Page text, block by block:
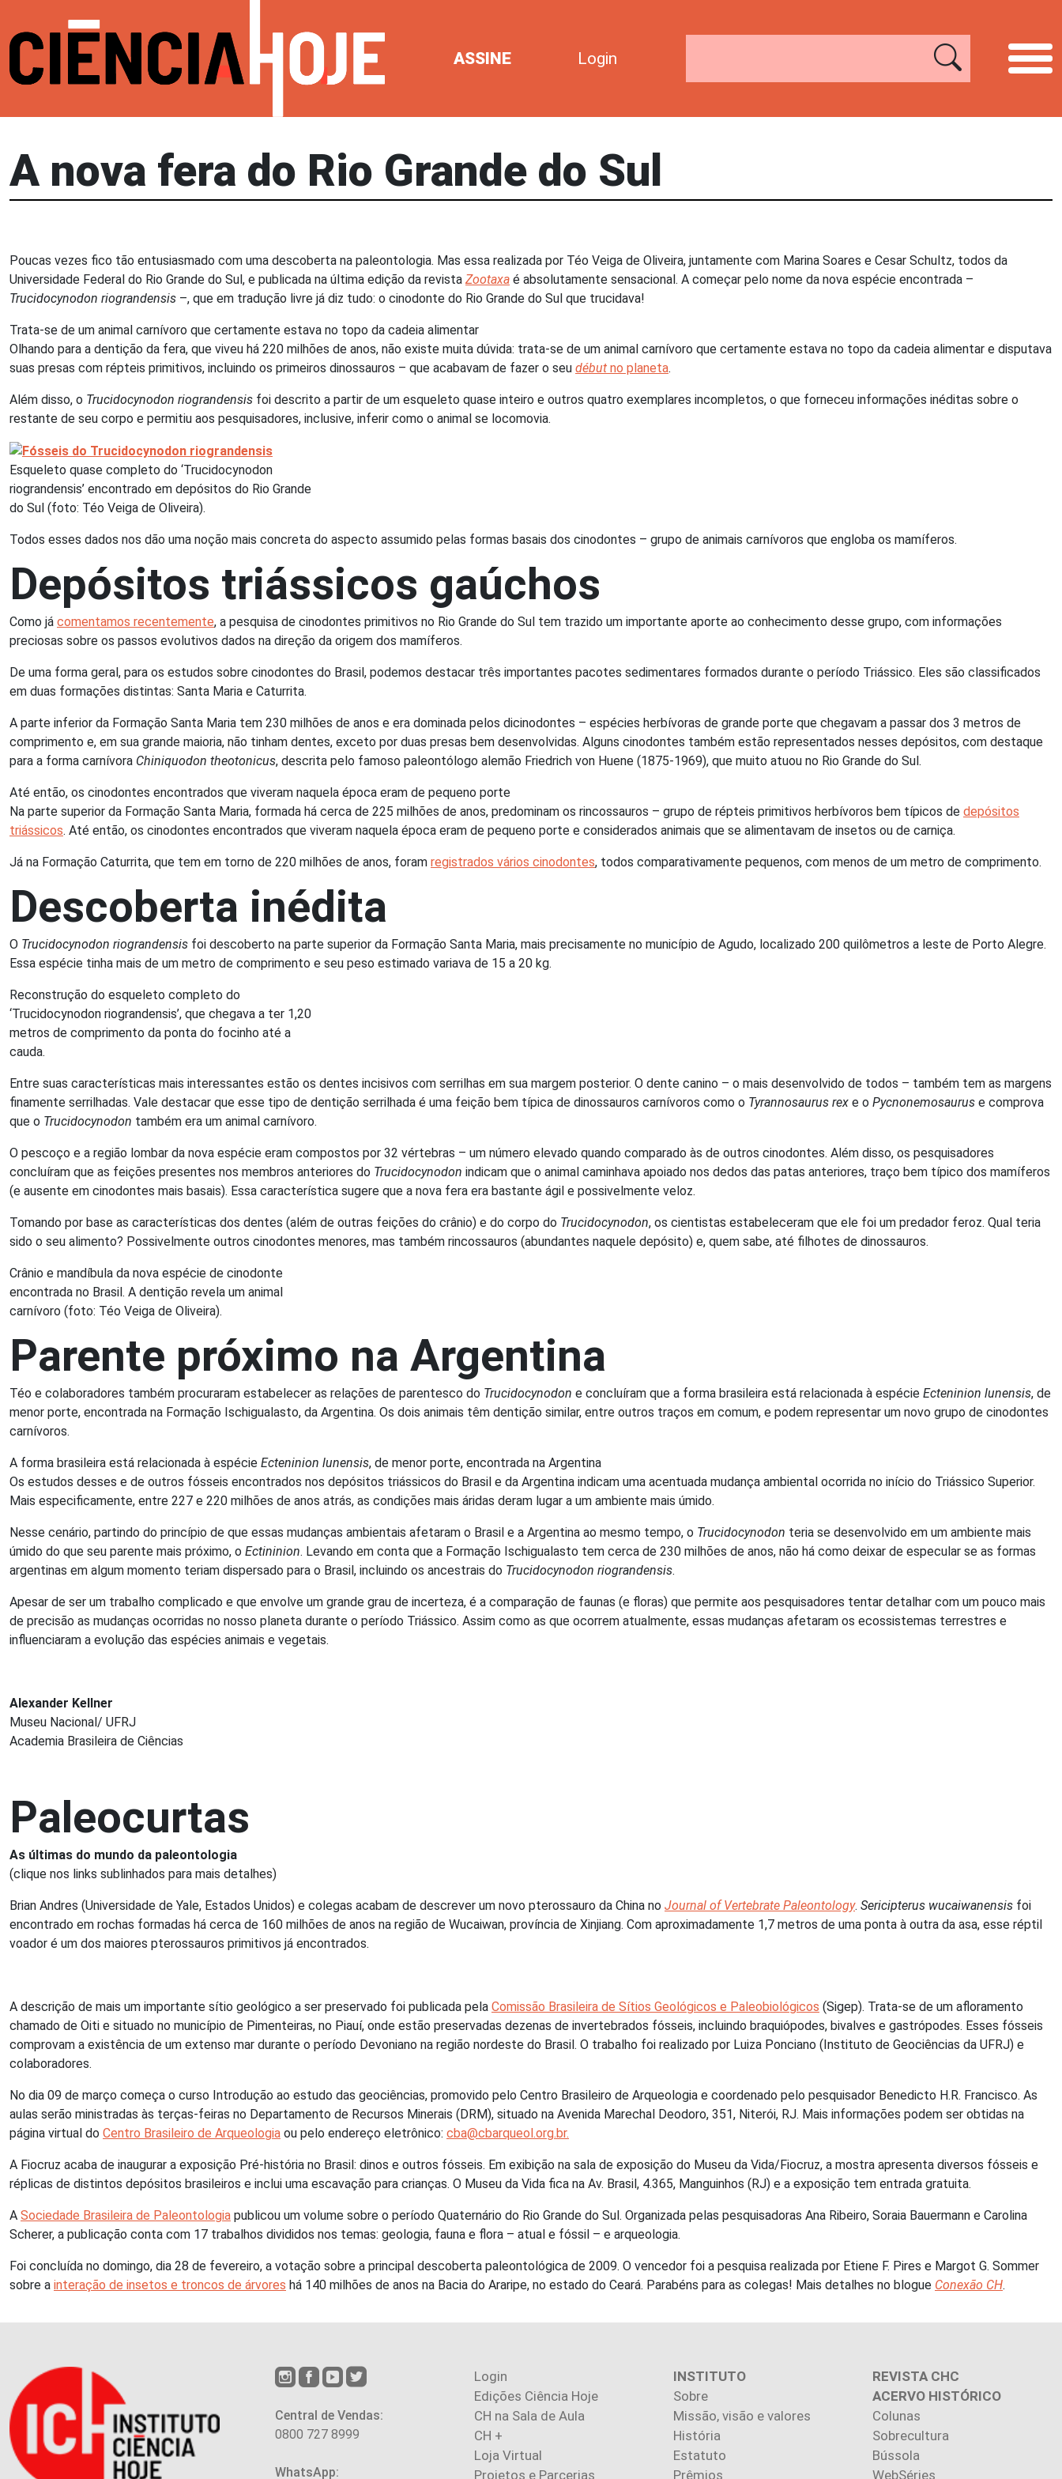
ASSINE Login
A nova fera do Rio Grande do Sul
Poucas vezes fico tão entusiasmado com uma descoberta na paleontologia. Mas essa realizada por Téo Veiga de Oliveira, juntamente com Marina Soares e Cesar Schultz, todos da
Universidade Federal do Rio Grande do Sul, e publicada na última edição da revista Zootaxa é absolutamente sensacional. A começar pelo nome da nova espécie encontrada –
Trucidocynodon riograndensis –, que em tradução livre já diz tudo: o cinodonte do Rio Grande do Sul que trucidava!
Trata-se de um animal carnívoro que certamente estava no topo da cadeia alimentar
Olhando para a dentição da fera, que viveu há 220 milhões de anos, não existe muita dúvida: trata-se de um animal carnívoro que certamente estava no topo da cadeia alimentar e disputava
suas presas com répteis primitivos, incluindo os primeiros dinossauros – que acabavam de fazer o seu début no planeta.
Além disso, o Trucidocynodon riograndensis foi descrito a partir de um esqueleto quase inteiro e outros quatro exemplares incompletos, o que forneceu informações inéditas sobre o
restante de seu corpo e permitiu aos pesquisadores, inclusive, inferir como o animal se locomovia.
Esqueleto quase completo do ‘Trucidocynodon
riograndensis’ encontrado em depósitos do Rio Grande
do Sul (foto: Téo Veiga de Oliveira).
Todos esses dados nos dão uma noção mais concreta do aspecto assumido pelas formas basais dos cinodontes – grupo de animais carnívoros que engloba os mamíferos.
Depósitos triássicos gaúchos
Como já comentamos recentemente, a pesquisa de cinodontes primitivos no Rio Grande do Sul tem trazido um importante aporte ao conhecimento desse grupo, com informações
preciosas sobre os passos evolutivos dados na direção da origem dos mamíferos.
De uma forma geral, para os estudos sobre cinodontes do Brasil, podemos destacar três importantes pacotes sedimentares formados durante o período Triássico. Eles são classificados
em duas formações distintas: Santa Maria e Caturrita.
A parte inferior da Formação Santa Maria tem 230 milhões de anos e era dominada pelos dicinodontes – espécies herbívoras de grande porte que chegavam a passar dos 3 metros de
comprimento e, em sua grande maioria, não tinham dentes, exceto por duas presas bem desenvolvidas. Alguns cinodontes também estão representados nesses depósitos, com destaque
para a forma carnívora Chiniquodon theotonicus, descrita pelo famoso paleontólogo alemão Friedrich von Huene (1875-1969), que muito atuou no Rio Grande do Sul.
Até então, os cinodontes encontrados que viveram naquela época eram de pequeno porte
Na parte superior da Formação Santa Maria, formada há cerca de 225 milhões de anos, predominam os rincossauros – grupo de répteis primitivos herbívoros bem típicos de depósitos
triássicos. Até então, os cinodontes encontrados que viveram naquela época eram de pequeno porte e considerados animais que se alimentavam de insetos ou de carniça.
Já na Formação Caturrita, que tem em torno de 220 milhões de anos, foram registrados vários cinodontes, todos comparativamente pequenos, com menos de um metro de comprimento.
Descoberta inédita
O Trucidocynodon riograndensis foi descoberto na parte superior da Formação Santa Maria, mais precisamente no município de Agudo, localizado 200 quilômetros a leste de Porto Alegre.
Essa espécie tinha mais de um metro de comprimento e seu peso estimado variava de 15 a 20 kg.
Reconstrução do esqueleto completo do
‘Trucidocynodon riograndensis’, que chegava a ter 1,20
metros de comprimento da ponta do focinho até a
cauda.
Entre suas características mais interessantes estão os dentes incisivos com serrilhas em sua margem posterior. O dente canino – o mais desenvolvido de todos – também tem as margens
finamente serrilhadas. Vale destacar que esse tipo de dentição serrilhada é uma feição bem típica de dinossauros carnívoros como o Tyrannosaurus rex e o Pycnonemosaurus e comprova
que o Trucidocynodon também era um animal carnívoro.
O pescoço e a região lombar da nova espécie eram compostos por 32 vértebras – um número elevado quando comparado às de outros cinodontes. Além disso, os pesquisadores
concluíram que as feições presentes nos membros anteriores do Trucidocynodon indicam que o animal caminhava apoiado nos dedos das patas anteriores, traço bem típico dos mamíferos
(e ausente em cinodontes mais basais). Essa característica sugere que a nova fera era bastante ágil e possivelmente veloz.
Tomando por base as características dos dentes (além de outras feições do crânio) e do corpo do Trucidocynodon, os cientistas estabeleceram que ele foi um predador feroz. Qual teria
sido o seu alimento? Possivelmente outros cinodontes menores, mas também rincossauros (abundantes naquele depósito) e, quem sabe, até filhotes de dinossauros.
Crânio e mandíbula da nova espécie de cinodonte
encontrada no Brasil. A dentição revela um animal
carnívoro (foto: Téo Veiga de Oliveira).
Parente próximo na Argentina
Téo e colaboradores também procuraram estabelecer as relações de parentesco do Trucidocynodon e concluíram que a forma brasileira está relacionada à espécie Ecteninion lunensis, de
menor porte, encontrada na Formação Ischigualasto, da Argentina. Os dois animais têm dentição similar, entre outros traços em comum, e podem representar um novo grupo de cinodontes
carnívoros.
A forma brasileira está relacionada à espécie Ecteninion lunensis, de menor porte, encontrada na Argentina
Os estudos desses e de outros fósseis encontrados nos depósitos triássicos do Brasil e da Argentina indicam uma acentuada mudança ambiental ocorrida no início do Triássico Superior.
Mais especificamente, entre 227 e 220 milhões de anos atrás, as condições mais áridas deram lugar a um ambiente mais úmido.
Nesse cenário, partindo do princípio de que essas mudanças ambientais afetaram o Brasil e a Argentina ao mesmo tempo, o Trucidocynodon teria se desenvolvido em um ambiente mais
úmido do que seu parente mais próximo, o Ectininion. Levando em conta que a Formação Ischigualasto tem cerca de 230 milhões de anos, não há como deixar de especular se as formas
argentinas em algum momento teriam dispersado para o Brasil, incluindo os ancestrais do Trucidocynodon riograndensis.
Apesar de ser um trabalho complicado e que envolve um grande grau de incerteza, é a comparação de faunas (e floras) que permite aos pesquisadores tentar detalhar com um pouco mais
de precisão as mudanças ocorridas no nosso planeta durante o período Triássico. Assim como as que ocorrem atualmente, essas mudanças afetaram os ecossistemas terrestres e
influenciaram a evolução das espécies animais e vegetais.
Alexander Kellner
Museu Nacional/ UFRJ
Academia Brasileira de Ciências
Paleocurtas
As últimas do mundo da paleontologia
(clique nos links sublinhados para mais detalhes)
Brian Andres (Universidade de Yale, Estados Unidos) e colegas acabam de descrever um novo pterossauro da China no Journal of Vertebrate Paleontology. Sericipterus wucaiwanensis foi
encontrado em rochas formadas há cerca de 160 milhões de anos na região de Wucaiwan, província de Xinjiang. Com aproximadamente 1,7 metros de uma ponta à outra da asa, esse réptil
voador é um dos maiores pterossauros primitivos já encontrados.
A descrição de mais um importante sítio geológico a ser preservado foi publicada pela Comissão Brasileira de Sítios Geológicos e Paleobiológicos (Sigep). Trata-se de um afloramento
chamado de Oiti e situado no município de Pimenteiras, no Piauí, onde estão preservadas dezenas de invertebrados fósseis, incluindo braquiópodes, bivalves e gastrópodes. Esses fósseis
comprovam a existência de um extenso mar durante o período Devoniano na região nordeste do Brasil. O trabalho foi realizado por Luiza Ponciano (Instituto de Geociências da UFRJ) e
colaboradores.
No dia 09 de março começa o curso Introdução ao estudo das geociências, promovido pelo Centro Brasileiro de Arqueologia e coordenado pelo pesquisador Benedicto H.R. Francisco. As
aulas serão ministradas às terças-feiras no Departamento de Recursos Minerais (DRM), situado na Avenida Marechal Deodoro, 351, Niterói, RJ. Mais informações podem ser obtidas na
página virtual do Centro Brasileiro de Arqueologia ou pelo endereço eletrônico: cba@cbarqueol.org.br.
A Fiocruz acaba de inaugurar a exposição Pré-história no Brasil: dinos e outros fósseis. Em exibição na sala de exposição do Museu da Vida/Fiocruz, a mostra apresenta diversos fósseis e
réplicas de distintos depósitos brasileiros e inclui uma escavação para crianças. O Museu da Vida fica na Av. Brasil, 4.365, Manguinhos (RJ) e a exposição tem entrada gratuita.
A Sociedade Brasileira de Paleontologia publicou um volume sobre o período Quaternário do Rio Grande do Sul. Organizada pelas pesquisadoras Ana Ribeiro, Soraia Bauermann e Carolina
Scherer, a publicação conta com 17 trabalhos divididos nos temas: geologia, fauna e flora – atual e fóssil – e arqueologia.
Foi concluída no domingo, dia 28 de fevereiro, a votação sobre a principal descoberta paleontológica de 2009. O vencedor foi a pesquisa realizada por Etiene F. Pires e Margot G. Sommer
sobre a interação de insetos e troncos de árvores há 140 milhões de anos na Bacia do Araripe, no estado do Ceará. Parabéns para as colegas! Mais detalhes no blogue Conexão CH.
Central de Vendas:
0800 727 8999
WhatsApp:
Login
Edições Ciência Hoje
CH na Sala de Aula
CH +
Loja Virtual
Projetos e Parcerias
INSTITUTO
Sobre
Missão, visão e valores
História
Estatuto
Prêmios
REVISTA CHC
ACERVO HISTÓRICO
Colunas
Sobrecultura
Bússola
WebSéries